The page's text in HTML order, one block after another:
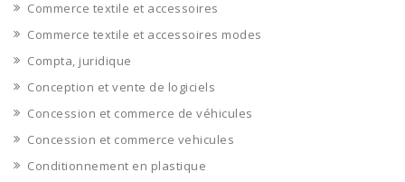
Commerce textile et accessoires
Commerce textile et accessoires modes
Compta, juridique
Conception et vente de logiciels
Concession et commerce de véhicules
Concession et commerce vehicules
Conditionnement en plastique